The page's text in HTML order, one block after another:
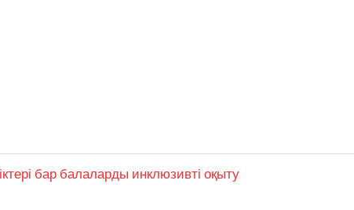
бар балаларды инклюзивті оқыту